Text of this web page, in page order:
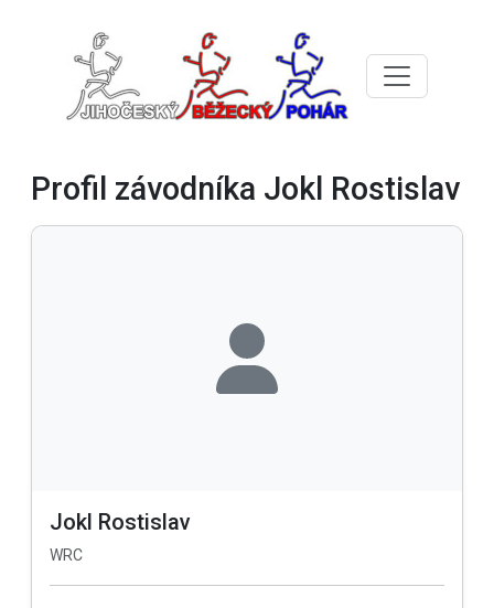
Profil závodníka Jokl Rostislav
Jokl Rostislav
WRC